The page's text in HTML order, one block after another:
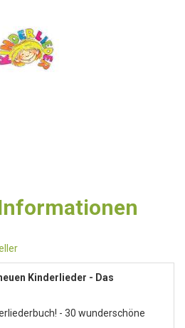
Kinderlieder - Das
- 30 wunderschöne